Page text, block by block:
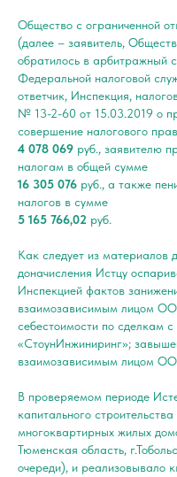
Общество с ограниченной
(далее – заявитель,
обратилось в арбитражный
Федеральной налоговой
ответчик, Инспекция,
№ 13-2-60 от 15.03.2019 о
совершение налогового
4 078 069 руб., заявителю
налогам в общей сумме
16 305 076 руб., а также
налогов в сумме
5 165 766,02 руб.
Как следует из материалов
доначисления Истцу
Инспекцией фактов
взаимозависимым лицом
себестоимости по
«СтоунИнжиниринг»;
взаимозависимым лицом
В проверяемом периоде
капитального
многоквартирных жилых
Тюменская область,
очереди), и реализовывало